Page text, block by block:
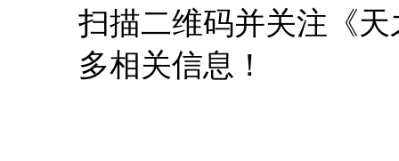
扫描二维码并关注《
多相关信息！